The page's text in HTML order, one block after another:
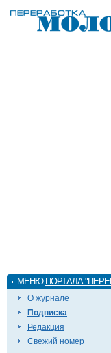
МЕНЮ ПОРТАЛА
О журнале
Подписка
Редакция
Свежий номер